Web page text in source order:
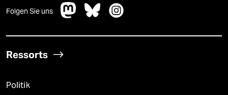
Folgen Sie uns
Ressorts
Politik